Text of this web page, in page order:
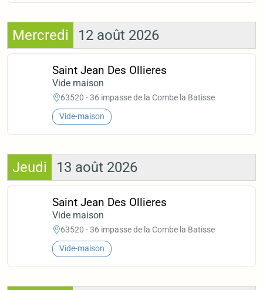
Mercredi 12 août 2026
Saint Jean Des Ollieres
Vide maison
63520 - 36 impasse de la Combe la Batisse
Vide-maison
Jeudi 13 août 2026
Saint Jean Des Ollieres
Vide maison
63520 - 36 impasse de la Combe la Batisse
Vide-maison